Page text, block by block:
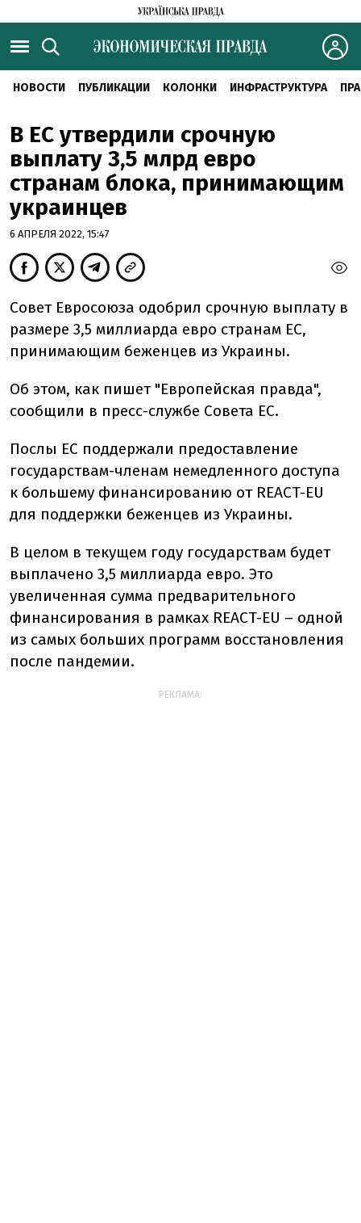
НОВОСТИ ПУБЛИКАЦИИ КОЛОНКИ ИНФРАСТРУКТУРА
В ЕС утвердили срочную
выплату 3,5 млрд евро
странам блока, принимающим
украинцев
6 АПРЕЛЯ 2022, 15:47
Совет Евросоюза одобрил срочную выплату в
размере 3,5 миллиарда евро странам ЕС,
принимающим беженцев из Украины.
Об этом, как пишет "Европейская правда",
сообщили в пресс-службе Совета ЕС.
Послы ЕС поддержали предоставление
государствам-членам немедленного доступа
к большему финансированию от REACT-EU
для поддержки беженцев из Украины.
В целом в текущем году государствам будет
выплачено 3,5 миллиарда евро. Это
увеличенная сумма предварительного
финансирования в рамках REACT-EU – одной
из самых больших программ восстановления
после пандемии.
РЕКЛАМА: